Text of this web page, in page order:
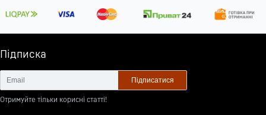
Підписка
Підписатися
Отримуйте тільки корисні статті!